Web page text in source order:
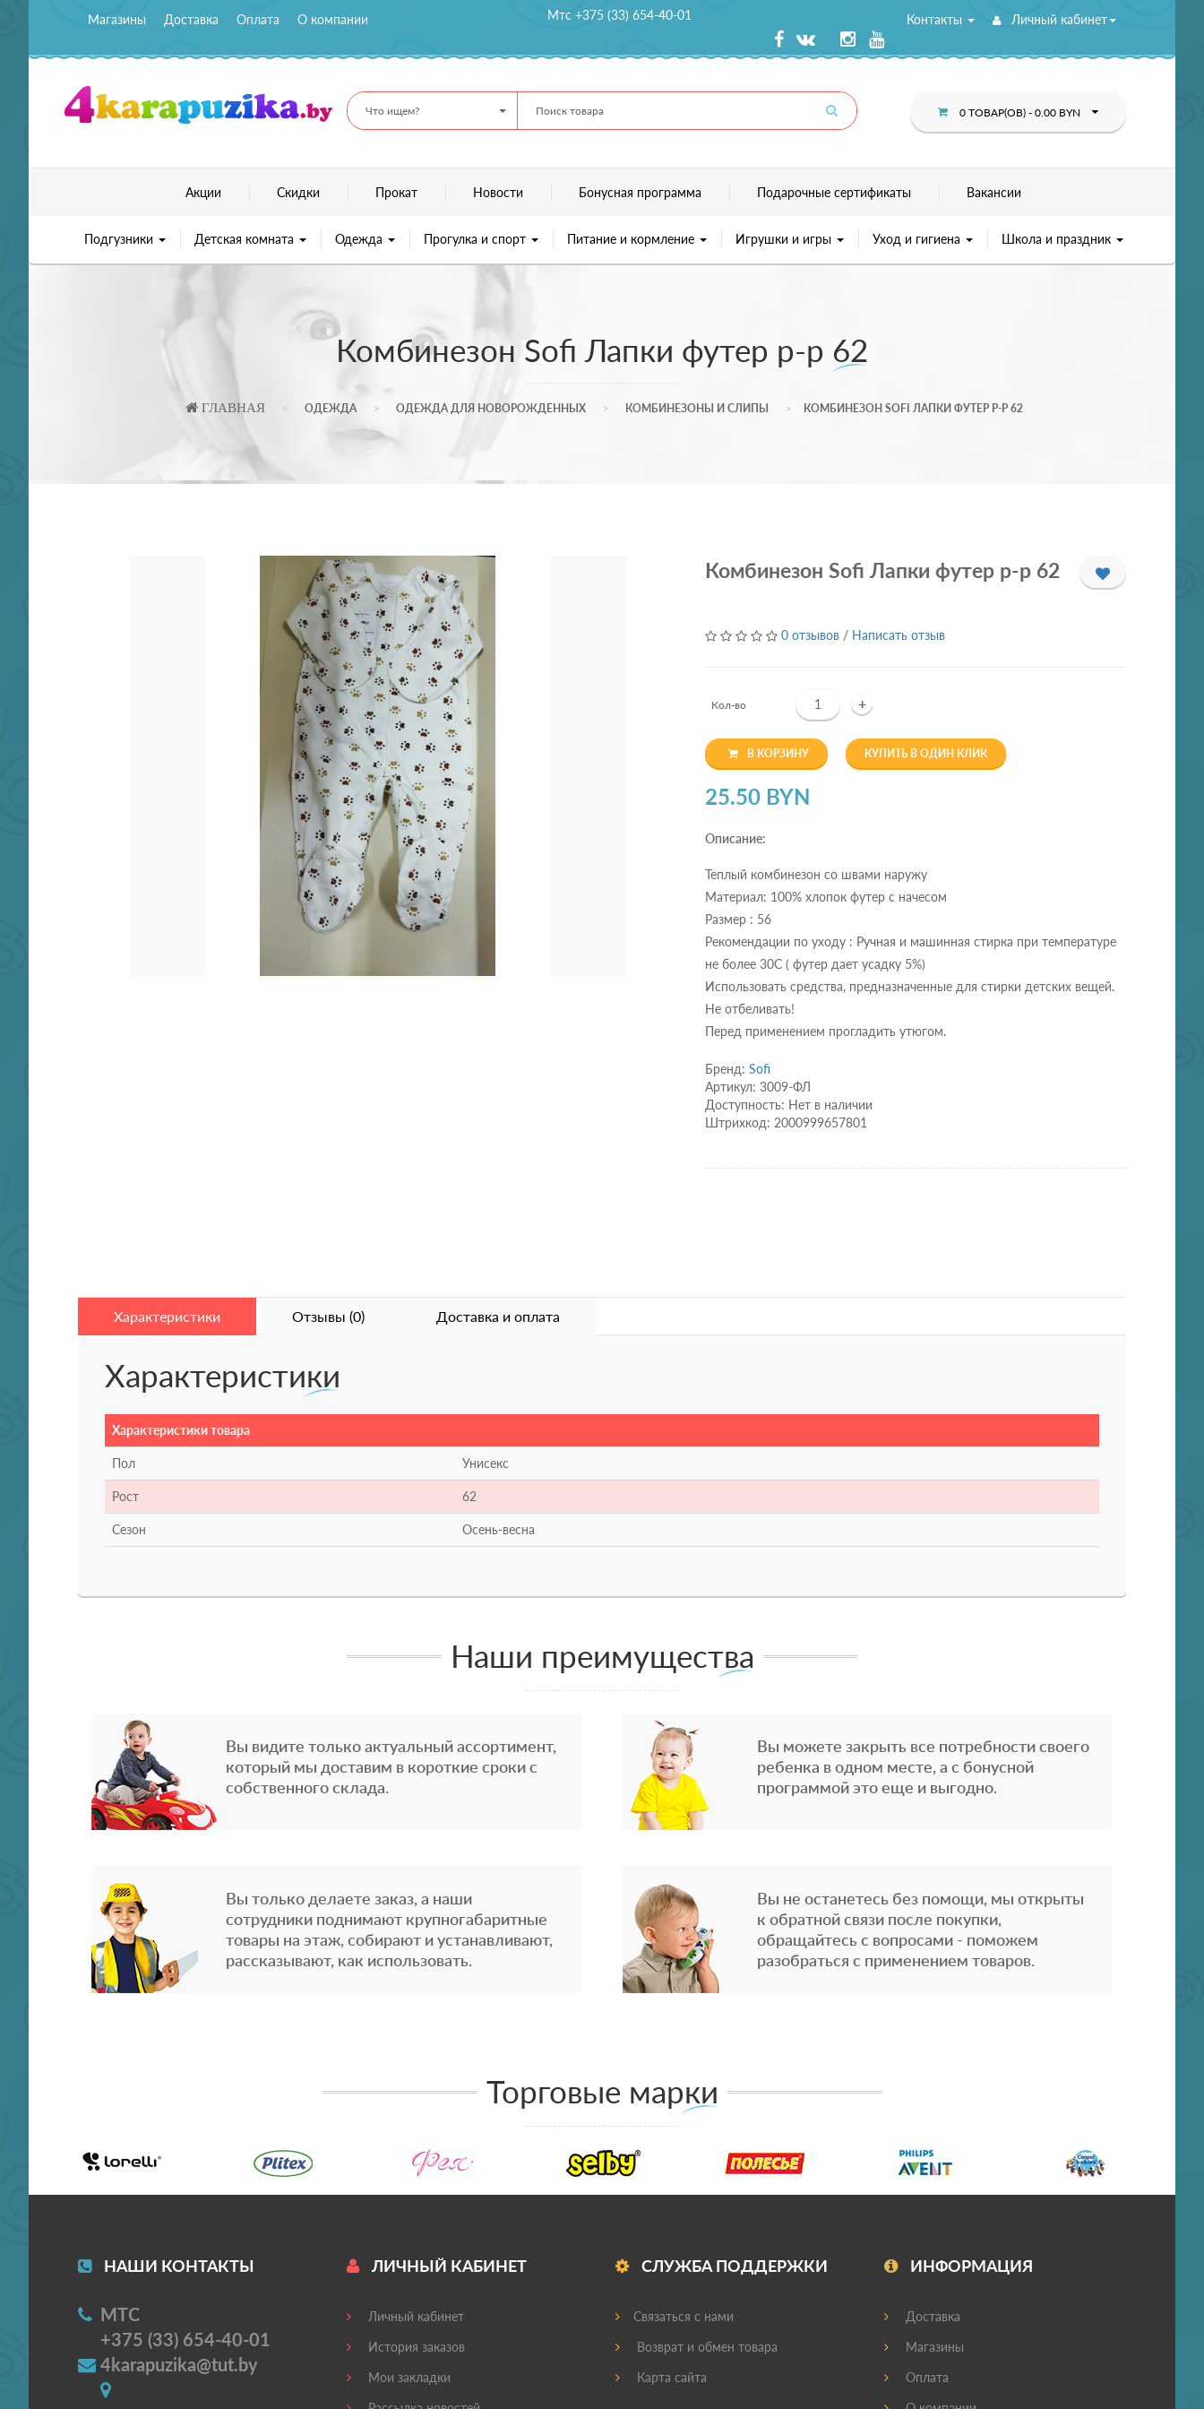
Магазины Доставка Оплата О компании Мтс +375 (33) 654-40-01 Контакты Личный кабинет
Что ищем? 0 ТОВАР(ОВ) - 0.00 BYN
Акции Скидки Прокат Новости Бонусная программа Подарочные сертификаты Вакансии
Подгузники Детская комната Одежда Прогулка и спорт Питание и кормление Игрушки и игры Уход и гигиена Школа и праздник
Комбинезон Sofi Лапки футер р-р 62
ГЛАВНАЯ ОДЕЖДА ОДЕЖДА ДЛЯ НОВОРОЖДЕННЫХ КОМБИНЕЗОНЫ И СЛИПЫ КОМБИНЕЗОН SOFI ЛАПКИ ФУТЕР Р-Р 62
Комбинезон Sofi Лапки футер р-р 62
0 отзывов / Написать отзыв
Кол-во +
В КОРЗИНУ КУПИТЬ В ОДИН КЛИК
25.50 BYN
Описание:
Теплый комбинезон со швами наружу
Материал: 100% хлопок футер с начесом
Размер : 56
Рекомендации по уходу : Ручная и машинная стирка при температуре
не более 30С ( футер дает усадку 5%)
Использовать средства, предназначенные для стирки детских вещей.
Не отбеливать!
Перед применением прогладить утюгом.
Бренд: Sofi
Артикул: 3009-ФЛ
Доступность: Нет в наличии
Штрихкод: 2000999657801
Характеристики Отзывы (0) Доставка и оплата
Характеристики
Характеристики товара
Пол Унисекс
Рост 62
Сезон Осень-весна
Наши преимущества
Вы видите только актуальный ассортимент,
который мы доставим в короткие сроки с
собственного склада.
Вы можете закрыть все потребности своего
ребенка в одном месте, а с бонусной
программой это еще и выгодно.
Вы только делаете заказ, а наши
сотрудники поднимают крупногабаритные
товары на этаж, собирают и устанавливают,
рассказывают, как использовать.
Вы не останетесь без помощи, мы открыты
к обратной связи после покупки,
обращайтесь с вопросами - поможем
разобраться с применением товаров.
Торговые марки
НАШИ КОНТАКТЫ
МТС
+375 (33) 654-40-01
4karapuzika@tut.by
ЛИЧНЫЙ КАБИНЕТ
Личный кабинет
История заказов
Мои закладки
СЛУЖБА ПОДДЕРЖКИ
Связаться с нами
Возврат и обмен товара
Карта сайта
ИНФОРМАЦИЯ
Доставка
Магазины
Оплата